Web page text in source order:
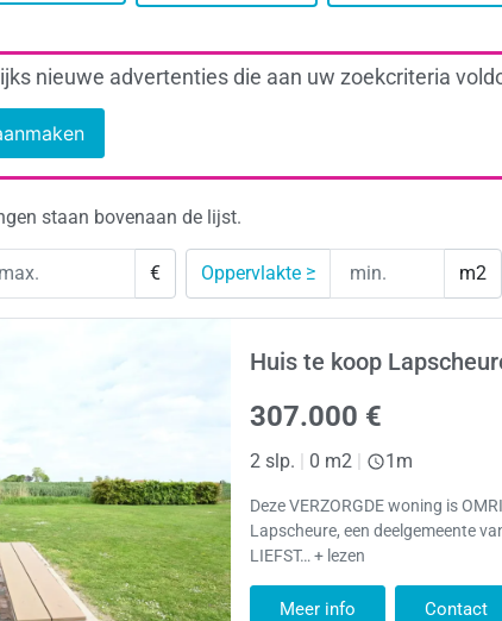
nieuwe advertenties die aan uw zoekcriteria
staan bovenaan de lijst.
€ Oppervlakte ≥ m2
Huis te koop
307.000 €
2 slp. 0 m2 1m
Deze VERZORGDE woning is
Lapscheure, een deelgemeente
LIEFST… + lezen
Meer info Contact